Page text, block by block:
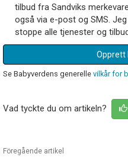
tilbud fra Sandviks
også via e-post og SMS.
stoppe alle tjenester og
Opprett
Se Babyverdens generelle vilkår for
Vad tyckte du om artikeln?
Föregående artikel